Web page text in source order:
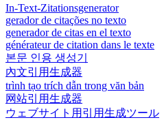
In-Text-Zitationsgenerator
gerador de citações no texto
generador de citas en el texto
générateur de citation dans le texte
본문 인용 생성기
內文引用生成器
trình tạo trích dẫn trong văn bản
网站引用生成器
ウェブサイト用引用生成ツール